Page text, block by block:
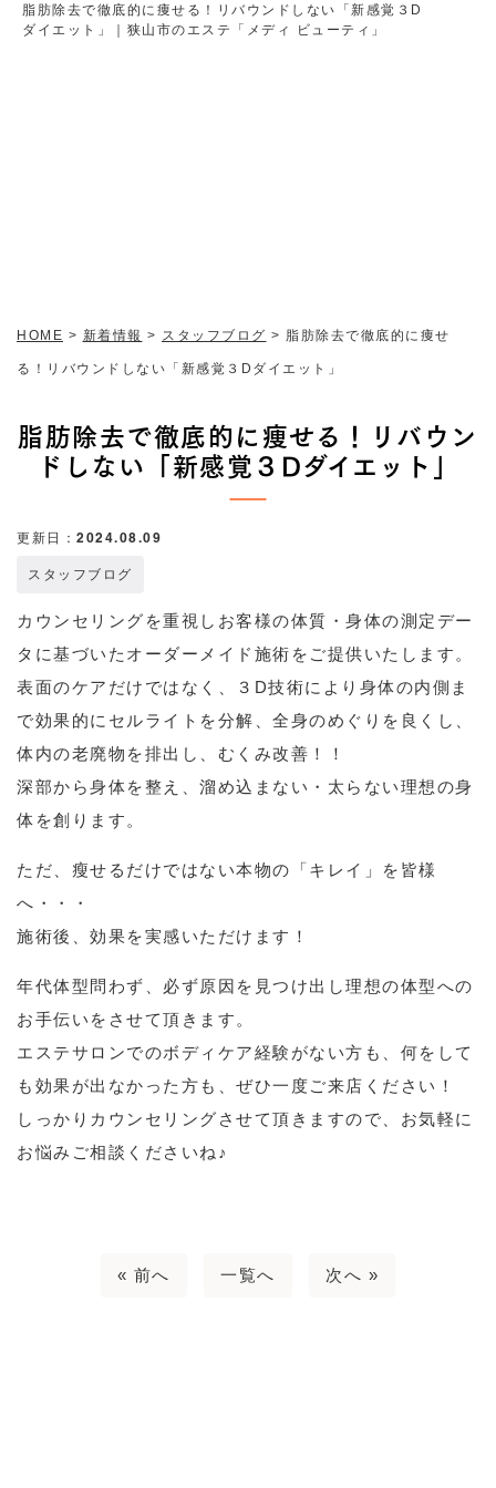
脂肪除去で徹底的に痩せる！リバウンドしない「新感覚３D
ダイエット」｜狭山市のエステ「メディ ビューティ」
HOME > 新着情報 > スタッフブログ > 脂肪除去で徹底的に痩せ
る！リバウンドしない「新感覚３Dダイエット」
脂肪除去で徹底的に痩せる！リバウン
ドしない「新感覚３Dダイエット」
更新日：2024.08.09
スタッフブログ
カウンセリングを重視しお客様の体質・身体の測定デー
タに基づいたオーダーメイド施術をご提供いたします。
表面のケアだけではなく、３D技術により身体の内側ま
で効果的にセルライトを分解、全身のめぐりを良くし、
体内の老廃物を排出し、むくみ改善！！
深部から身体を整え、溜め込まない・太らない理想の身
体を創ります。
ただ、瘦せるだけではない本物の「キレイ」を皆様
へ・・・
施術後、効果を実感いただけます！
年代体型問わず、必ず原因を見つけ出し理想の体型への
お手伝いをさせて頂きます。
エステサロンでのボディケア経験がない方も、何をして
も効果が出なかった方も、ぜひ一度ご来店ください！
しっかりカウンセリングさせて頂きますので、お気軽に
お悩みご相談くださいね♪
« 前へ 一覧へ 次へ »